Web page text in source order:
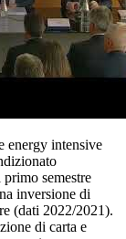
energy intensive
semestre
inversione di
(dati 2022/2021).
di carta e